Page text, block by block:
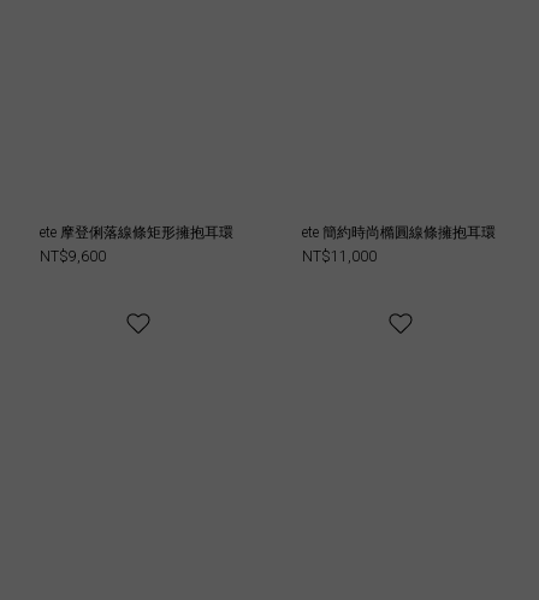
ete 摩登俐落線條矩形擁抱耳環
NT$9,600
ete 簡約時尚橢圓線條擁抱耳環
NT$11,000